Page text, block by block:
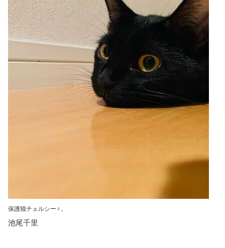
保護猫チェルシー♀。
池尾千里